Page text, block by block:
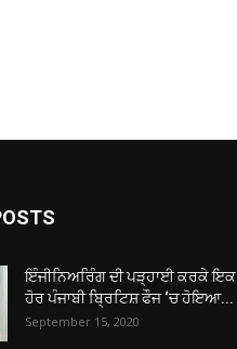
ਇੰਜੀਨਿਅਰਿੰਗ ਦੀ ਪੜ੍ਹਾਈ ਕਰਕੇ ਇਕ
ਹੋਰ ਪੰਜਾਬੀ ਬ੍ਰਿਟਿਸ਼ ਫੌਜ ‘ਚ ਹੋਇਆ...
September 15, 2020